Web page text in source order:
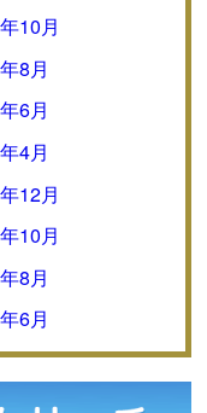
10月
8月
6月
4月
12月
10月
8月
6月